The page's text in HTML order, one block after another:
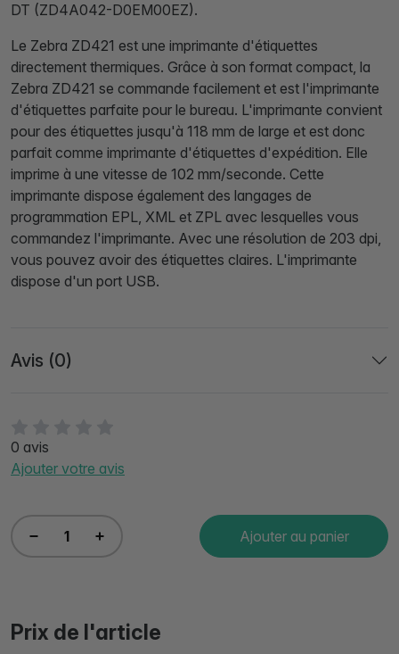
0 avis
Ajouter votre avis
Ajouter au panier
Prix de l'article
DT (ZD4A042-D0EM00EZ).
Le Zebra ZD421 est une imprimante d'étiquettes
directement thermiques. Grâce à son format compact, la
Zebra ZD421 se commande facilement et est l'imprimante
d'étiquettes parfaite pour le bureau. L'imprimante convient
pour des étiquettes jusqu'à 118 mm de large et est donc
parfait comme imprimante d'étiquettes d'expédition. Elle
imprime à une vitesse de 102 mm/seconde. Cette
imprimante dispose également des langages de
programmation EPL, XML et ZPL avec lesquelles vous
commandez l'imprimante. Avec une résolution de 203 dpi,
vous pouvez avoir des étiquettes claires. L'imprimante
dispose d'un port USB.
Avis (0)